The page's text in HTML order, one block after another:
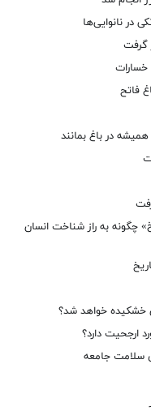
در نانوایی‌ها
فاتح
در باغ بمانند
چگونه به راز شناخت انسان
خشکیده خواهد شد؟
ارجحیت دارد؟
سلامت جامعه